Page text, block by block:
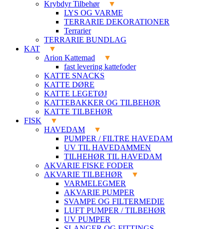
Krybdyr Tilbehør
LYS OG VARME
TERRARIE DEKORATIONER
Terrarier
TERRARIE BUNDLAG
KAT
Arion Kattemad
fast levering kattefoder
KATTE SNACKS
KATTE DØRE
KATTE LEGETØJ
KATTEBAKKER OG TILBEHØR
KATTE TILBEHØR
FISK
HAVEDAM
PUMPER / FILTRE HAVEDAM
UV TIL HAVEDAMMEN
TILHEHØR TIL HAVEDAM
AKVARIE FISKE FODER
AKVARIE TILBEHØR
VARMELEGMER
AKVARIE PUMPER
SVAMPE OG FILTERMEDIE
LUFT PUMPER / TILBEHØR
UV PUMPER